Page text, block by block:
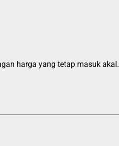
harga yang tetap masuk akal.